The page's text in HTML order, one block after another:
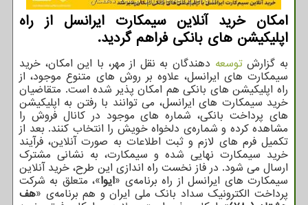
امکان خرید آنلاین سیمکارت ایرانسل از راه
اپلیکیشن های بانکی فراهم گردید.
به گزارشتوسعه دهندگان به نقل از مهر، با این امکان، خرید
سیمکارت های ایرانسل، علاوه بر روش های متنوع موجود، از
راه اپلیکیشن های بانکی هم امکان پذیر شده است. متقاضیان
خرید سیمکارت های ایرانسل، می توانند با رفتن به اپلیکیشن
های پرداخت بانکی، شماره های موجود در کانال فروش را
مشاهده کرده و شماره‌ی دلخواه خویش را انتخاب کنند. بعد از
تکمیل فرم های لازم و ثبت اطلاعات به صورت آنلاین، فرآیند
خرید سیمکارت نهایی شده و سیمکارت، به نشانی مشترک
ارسال می شود. در فاز نخست راه اندازی این طرح، خرید آنلاین
سیمکارت های ایرانسل از راه برنامه‌ی «ایوا»، متعلق به شرکت
پرداخت الکترونیک سداد بانک ملی ایران و هم برنامه‌ی «هف